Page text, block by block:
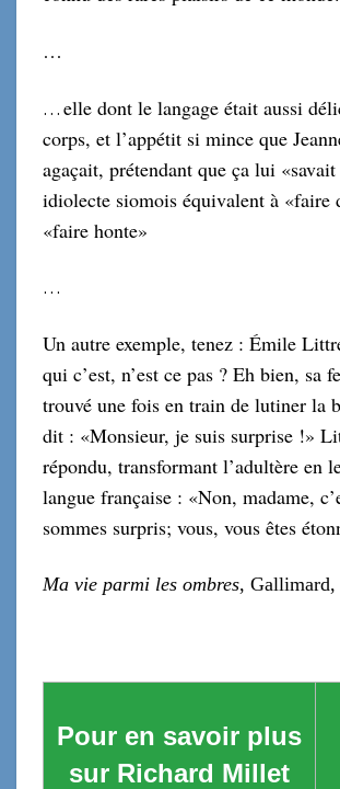
…
… elle dont le langage était aussi
corps, et l’appétit si mince que
agaçait, prétendant que ça lui
idiolecte siomois équivalent à «faire
«faire honte»
…
Un autre exemple, tenez : Émile
qui c’est, n’est ce pas ? Eh bien, sa
trouvé une fois en train de lutiner la
dit : «Monsieur, je suis surprise !»
répondu, transformant l’adultère en
langue française : «Non, madame,
sommes surpris; vous, vous êtes
Ma vie parmi les ombres, Gallimard,
Pour en savoir plus
sur Richard Millet